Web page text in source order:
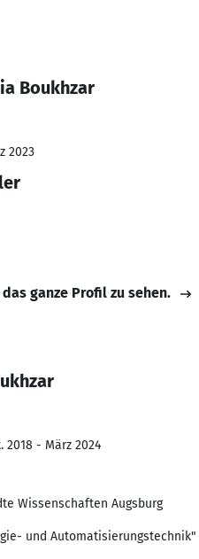
Boukhzar
2023
ganze Profil zu sehen.
2018 - März 2024
Wissenschaften Augsburg
und Automatisierungstechnik"